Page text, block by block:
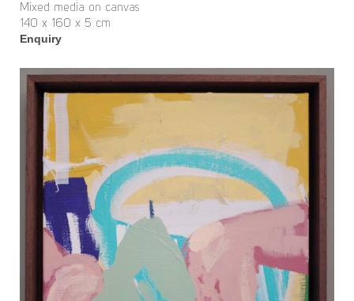
Mixed media on canvas
140 x 160 x 5 cm
Enquiry